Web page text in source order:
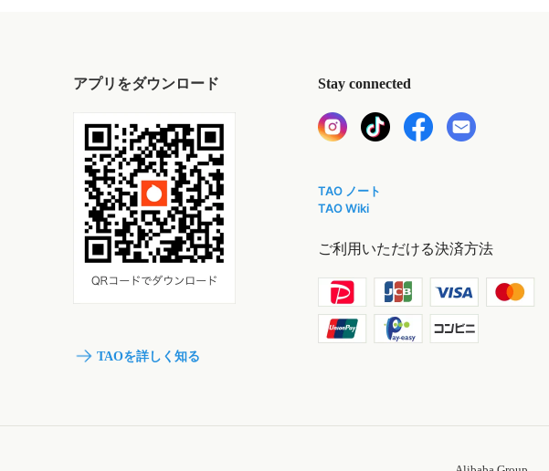
アプリをダウンロード
TAOを詳しく知る
Stay connected
TAO ノート
TAO Wiki
ご利用いただける決済方法